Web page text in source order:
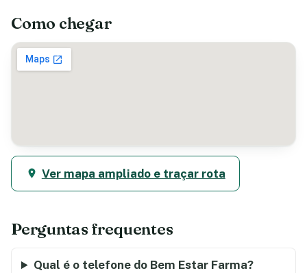
Como chegar
Ver mapa ampliado e traçar rota
Perguntas frequentes
Qual é o telefone do Bem Estar Farma?